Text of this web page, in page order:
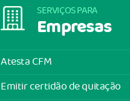
SERVIÇOS PARA
Empresas
Atesta CFM
Emitir certidão de quitação